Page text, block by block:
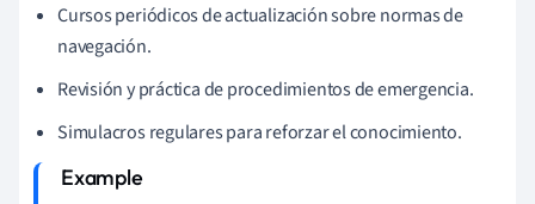
Cursos periódicos de actualización sobre normas de
navegación.
Revisión y práctica de procedimientos de emergencia.
Simulacros regulares para reforzar el conocimiento.